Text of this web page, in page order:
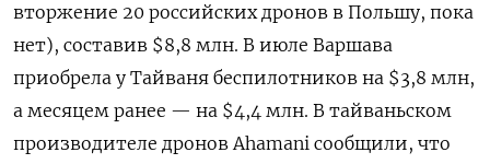
вторжение 20 российских дронов в Польшу, пока
нет), составив $8,8 млн. В июле Варшава
приобрела у Тайваня беспилотников на $3,8 млн,
а месяцем ранее — на $4,4 млн. В тайваньском
производителе дронов Ahamani сообщили, что